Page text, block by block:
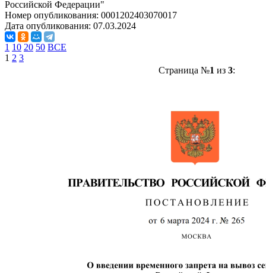
Российской Федерации"
Номер опубликования: 0001202403070017
Дата опубликования: 07.03.2024
1 10 20 50 ВСЕ
1 2 3
Страница №1 из 3: